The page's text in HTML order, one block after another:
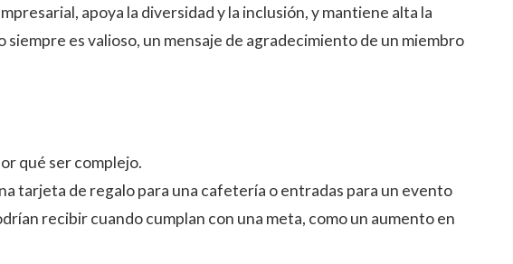
apoya la diversidad y la inclusión, y mantiene alta la
es valioso, un mensaje de agradecimiento de un miembro
qué ser complejo.
tarjeta de regalo para una cafetería o entradas para un evento
recibir cuando cumplan con una meta, como un aumento en